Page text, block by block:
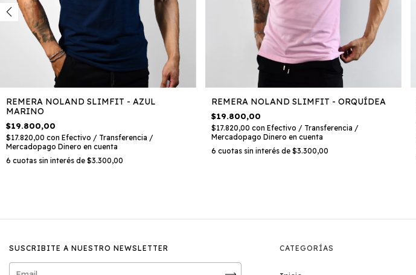
REMERA NOLAND SLIMFIT - AZUL
MARINO
$19.800,00
$17.820,00 con Efectivo / Transferencia /
Mercadopago Dinero en cuenta
6 cuotas sin interés de $3.300,00
REMERA NOLAND SLIMFIT - ORQUÍDEA
$19.800,00
$17.820,00 con Efectivo / Transferencia /
Mercadopago Dinero en cuenta
6 cuotas sin interés de $3.300,00
SUSCRIBITE A NUESTRO NEWSLETTER CATEGORÍAS